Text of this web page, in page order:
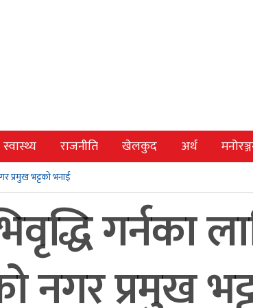
स्वास्थ्य राजनीति खेलकुद अर्थ
प्रमुख भट्टको भनाई
गर्नका
प्रमुख